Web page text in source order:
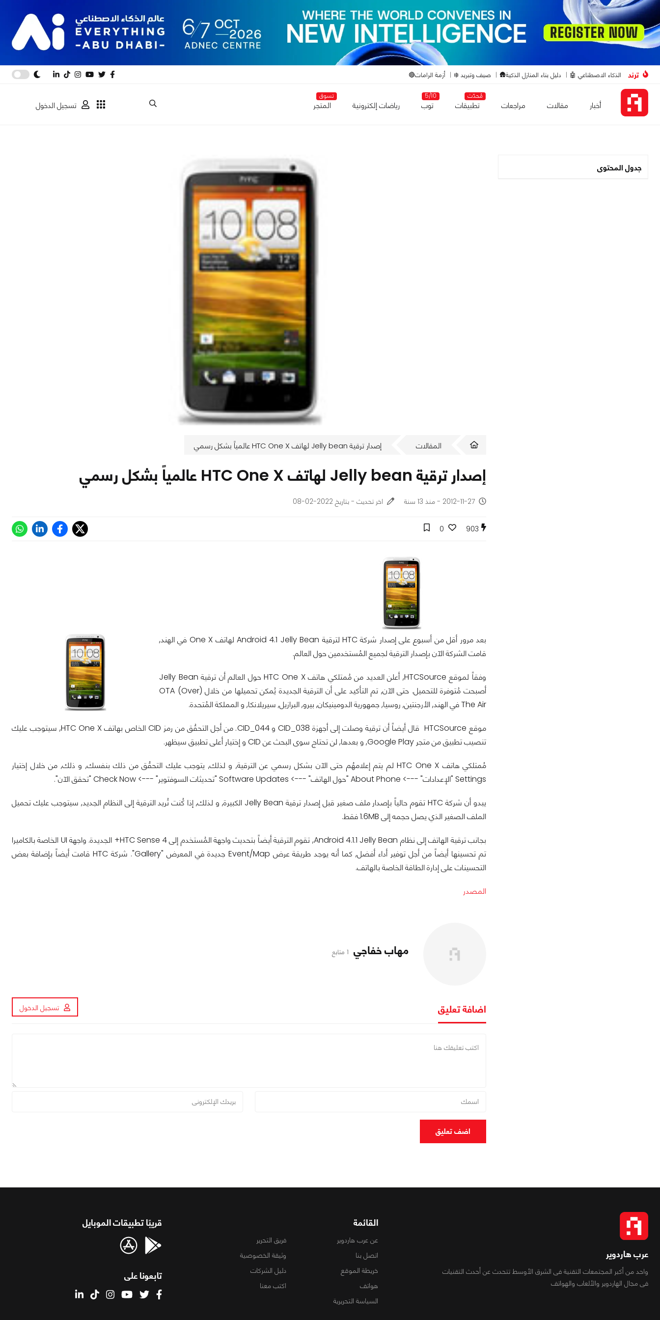
ترند الذكاء الاصطناعي 🤖 دليل بناء المنازل الذكية🛖 صيف وتبريد ❄️ أزمة الرامات🔴
أخبار مقالات مراجعات
مُحدّث
تطبيقات
5/10
توب رياضات إلكترونية
تسوق
المتجر تسجيل الدخول
جدول المحتوى
المقالات إصدار ترقية Jelly bean لهاتف HTC One X عالمياً بشكل رسمي
إصدار ترقية Jelly bean لهاتف HTC One X عالمياً بشكل رسمي
2012-11-27 - منذ 13 سنة اخر تحديث - بتاريخ 2022-02-08
903
0
بعد مرور أقل من أسبوع على إصدار شركة HTC لترقية Android 4.1 Jelly Bean لهاتف One X في الهند,
قامت الشركة الآن بإصدار الترقية لجميع المُستخدمين حول العالم.
وفقاً لموقع HTCSource, أعلن العديد من مُمتلكي هاتف HTC One X حول العالم أن ترقية Jelly Bean
أصبحت مُتوفرة للتحميل. حتى الآن, تم التأكيد على أن الترقية الجديدة يُمكن تحميلها من خلال (OTA (Over
The Air في الهند, الأرجنتين, روسيا, جمهورية الدومينيكان, بيرو, البرازيل, سيريلانكا, و المملكة المُتحدة.
موقع HTCSource قال أيضاً أن ترقية وصلت إلى أجهزة CID_038 و CID_044. من أجل التحقُق من رمز CID الخاص بهاتف HTC One X, سيتوجب عليك
تنصيب تطبيق من متجر Google Play, و بعدها, لن تحتاج سوى البحث عن CID و إختيار أعلى تطبيق سيظهر.
مُمتلكي هاتف HTC One X لم يتم إعلامهُم حتى الآن بشكل رسمي عن الترقية, و لذلك, يتوجب عليك التحقُق من ذلك بنفسك, و ذلك, من خلال إختيار
Settings "الإعدادات" ---> About Phone "حول الهاتف" ---> Software Updates "تحديثات السوفتوير" ---> Check Now "تحقق الآن".
يبدو أن شركة HTC تقوم حالياً بإصدار ملف صغير قبل إصدار ترقية Jelly Bean الكبيرة, و لذلك, إذا كُنت تُريد الترقية إلى النظام الجديد, سيتوجب عليك تحميل
الملف الصغير الذي يصل حجمه إلى 1.6MB فقط.
بجانب ترقية الهاتف إلى نظام Android 4.1.1 Jelly Bean, تقوم الترقية أيضاً بتحديث واجهة المُستخدم إلى HTC Sense 4+ الجديدة. واجهة UI الخاصة بالكاميرا
تم تحسينها أيضاً من أجل توفير أداء أفضل, كما أنه يوجد طريقة عرض Event/Map جديدة في المعرض "Gallery". شركة HTC قامت أيضاً بإضافة بعض
التحسينات على إدارة الطاقة الخاصة بالهاتف.
المصدر
مهاب خفاجي 1 متابع
اضافة تعليق تسجيل الدخول
اضف تعليق
عرب هاردوير
واحد من أكبر المجتمعات التقنية فى الشرق الأوسط تتحدث عن أحدث التقنيات
فى مجال الهاردوير والألعاب والهواتف
القائمة
عن عرب هاردوير
فريق التحرير
اتصل بنا
وثيقة الخصوصية
خريطة الموقع
دليل الشركات
هواتف
اكتب معنا
السياسة التحريرية
قريبًا تطبيقات الموبايل
تابعونا على